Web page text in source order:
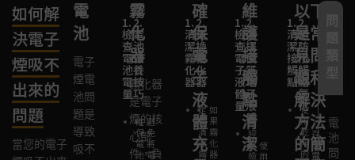
如何解
決電子
煙吸不
出來的
問題
當您的電子
電
池
電子
煙電
池問
題是
導致
吸不
1.
檢
查
電
池
電
量
確
保
電
池
2.
電
池
保
養
技
巧
避
免
將
電
霧
化
器
霧化器
是電子
煙的核
心部
件，負
1.
清
潔
霧
化
器
定
期
清
潔
霧
2.
更
換
霧
化
器
如
果
霧
化
器
確
保
電
子
液
體
充
1.
檢
查
電
子
液
體
量
經
常
檢
2.
選
擇
優
質
電
子
液
體
使
用
維
護
接
觸
點
清
潔
1.
清
潔
接
觸
點
使
用
乾
淨
的
2.
預
防
接
觸
點
氧
化
存
放
電
以下
是常
見問
題和
解決
方法
的簡
電
池
問